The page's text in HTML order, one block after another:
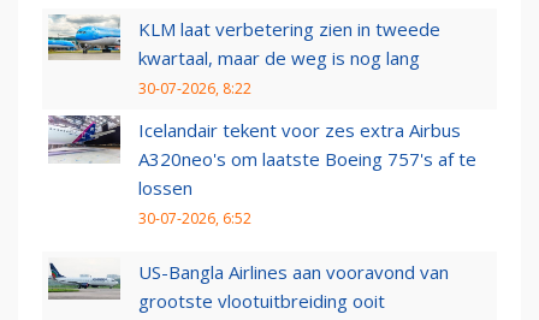
KLM laat verbetering zien in tweede
kwartaal, maar de weg is nog lang
30-07-2026, 8:22
Icelandair tekent voor zes extra Airbus
A320neo's om laatste Boeing 757's af te
lossen
30-07-2026, 6:52
US-Bangla Airlines aan vooravond van
grootste vlootuitbreiding ooit